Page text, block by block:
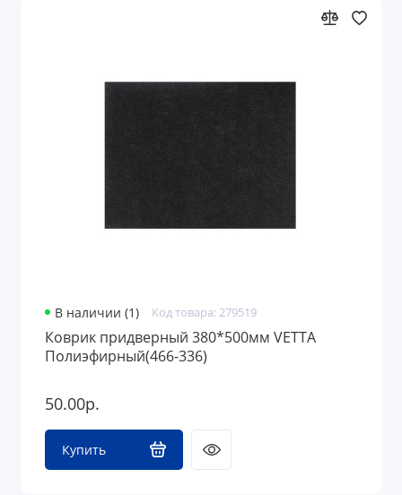
В наличии (1) Код товара: 279519
Коврик придверный 380*500мм VETTA
Полиэфирный(466-336)
50.00р.
Купить